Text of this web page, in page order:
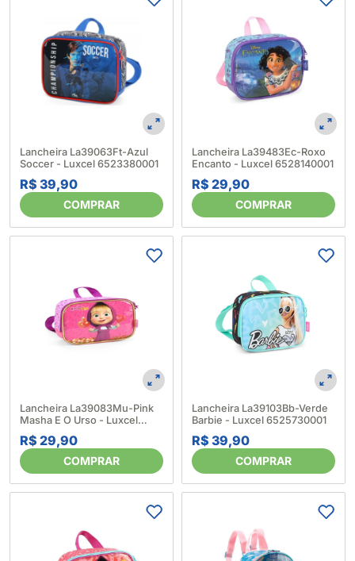
Lancheira La39063Ft-Azul
Soccer - Luxcel 6523380001
R$ 39,90
COMPRAR
Lancheira La39483Ec-Roxo
Encanto - Luxcel 6528140001
R$ 29,90
COMPRAR
Lancheira La39083Mu-Pink
Masha E O Urso - Luxcel
6525700001
R$ 29,90
COMPRAR
Lancheira La39103Bb-Verde
Barbie - Luxcel 6525730001
R$ 39,90
COMPRAR